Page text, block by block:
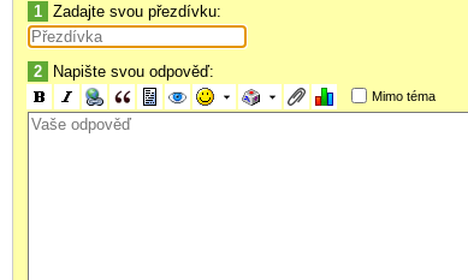
1 Zadajte svou přezdívku:
2 Napište svou odpověď:
Mimo téma